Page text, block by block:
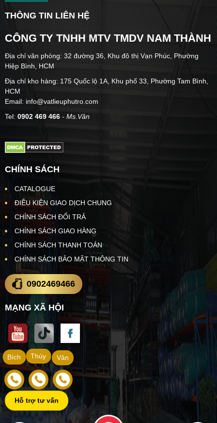
THÔNG TIN LIÊN HỆ
CÔNG TY TNHH MTV TMDV NAM THÀNH
Địa chỉ văn phòng: 32 đường 36, Khu đô thị Vạn Phúc, Phường
Hiệp Bình, HCM
Địa chỉ kho hàng: 175 Quốc lộ 1A, Khu phố 33, Phường Tam Bình,
HCM
Email: info@vatlieuphutro.com
Tel: 0902 469 466 - Ms.Vân
CHÍNH SÁCH
CATALOGUE
ĐIỀU KIỆN GIAO DỊCH CHUNG
CHÍNH SÁCH ĐỔI TRẢ
CHÍNH SÁCH GIAO HÀNG
CHÍNH SÁCH THANH TOÁN
CHÍNH SÁCH BẢO MẬT THÔNG TIN
0902469466
MẠNG XÃ HỘI
Vân
Thúy
Bích
Hỗ trợ tư vấn